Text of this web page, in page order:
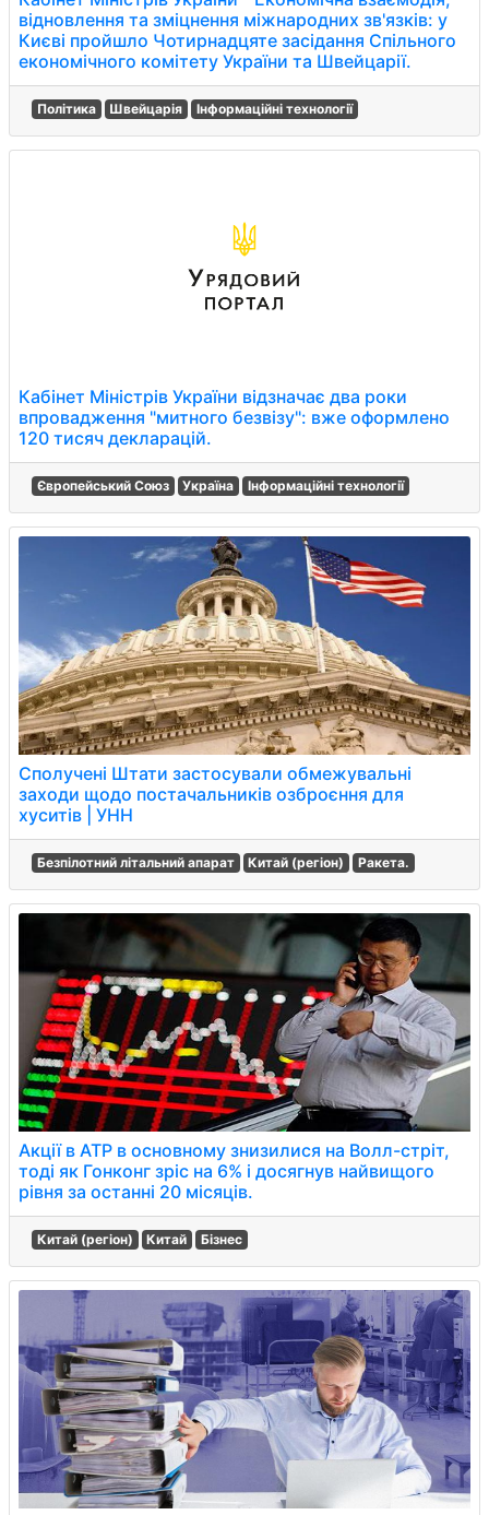
відновлення та зміцнення міжнародних зв'язків: у
Києві пройшло Чотирнадцяте засідання Спільного
економічного комітету України та Швейцарії.
Політика Швейцарія Інформаційні технології
Кабінет Міністрів України відзначає два роки
впровадження "митного безвізу": вже оформлено
120 тисяч декларацій.
Європейський Союз Україна Інформаційні технології
Сполучені Штати застосували обмежувальні
заходи щодо постачальників озброєння для
хуситів | УНН
Безпілотний літальний апарат Китай (регіон) Ракета.
Акції в АТР в основному знизилися на Волл-стріт,
тоді як Гонконг зріс на 6% і досягнув найвищого
рівня за останні 20 місяців.
Китай (регіон) Китай Бізнес